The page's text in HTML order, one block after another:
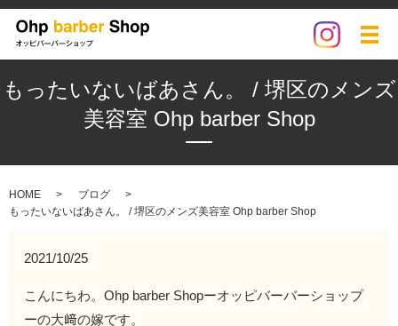
メ
もったいないばあさん。 / 堺区のメンズ
美容室 Ohp barber Shop
HOME
ブログ
もったいないばあさん。 / 堺区のメンズ美容室 Ohp barber Shop
2021/10/25
こんにちわ。Ohp barber Shopーオッピバーバーショップ
ーの大﨑の嫁です。